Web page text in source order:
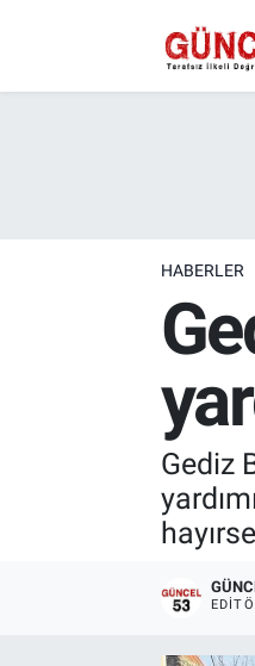
HABERLER
Gediz